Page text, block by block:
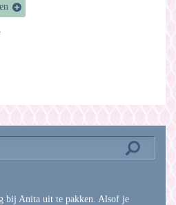
bij Anita uit te pakken. Alsof je